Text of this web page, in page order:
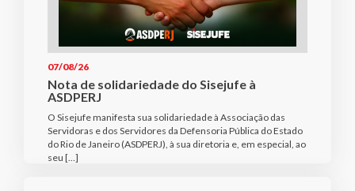
07/08/26
Nota de solidariedade do Sisejufe à
ASDPERJ
O Sisejufe manifesta sua solidariedade à Associação das
Servidoras e dos Servidores da Defensoria Pública do Estado
do Rio de Janeiro (ASDPERJ), à sua diretoria e, em especial, ao
seu […]